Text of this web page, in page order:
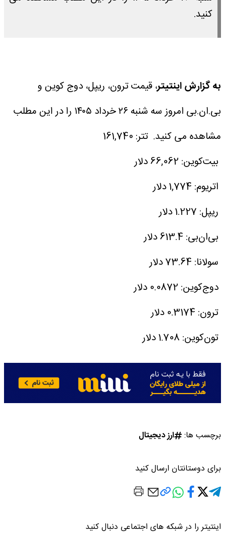
کنید.
به گزارش اینتیتر، قیمت ترون، ریپل، دوج کوین و
بی.ان.بی امروز سه شنبه ۲۶ خرداد ۱۴۰۵ را در این مطلب
مشاهده می کنید. تتر: 161,740
بیت‌کوین: 66,062 دلار
اتریوم: 1,774 دلار
ریپل: 1.227 دلار
بی‌ان‌بی: 613.4 دلار
سولانا: 73.64 دلار
دوج‌کوین: 0.0872 دلار
ترون: 0.3174 دلار
تون‌کوین: 1.708 دلار
برچسب ها: ارز دیجیتال
برای دوستانتان ارسال کنید
اینتیتر را در شبکه های اجتماعی دنبال کنید